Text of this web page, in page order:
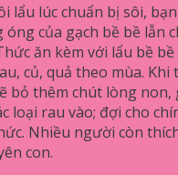
lẩu lúc chuẩn bị sôi,
của gạch bề bề lẫn
ăn kèm với lẩu bề
củ, quả theo mùa. Khi
bỏ thêm chút lòng non,
loại rau vào; đợi cho
Nhiều người còn
con.